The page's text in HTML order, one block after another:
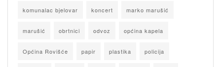
komunalac bjelovar koncert marko marušić
marušić obrtnici odvoz općina kapela
Općina Rovišće papir plastika policija